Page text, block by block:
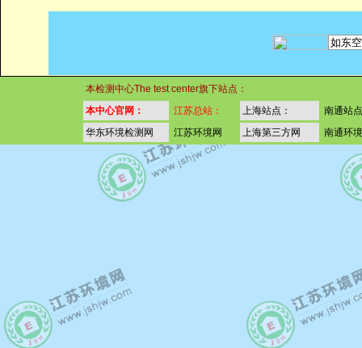
本检测中心The test center旗下站点：
本中心官网：
江苏总站： 上海站点：
南通站
华东环境检测网
江苏环境网 上海第三方网 南通环